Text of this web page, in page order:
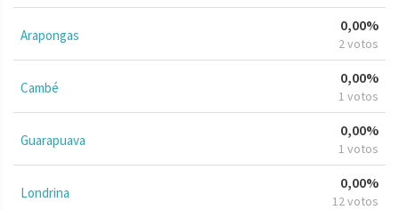
Arapongas
0,00%
2 votos
Cambé
0,00%
1 votos
Guarapuava
0,00%
1 votos
Londrina
0,00%
12 votos